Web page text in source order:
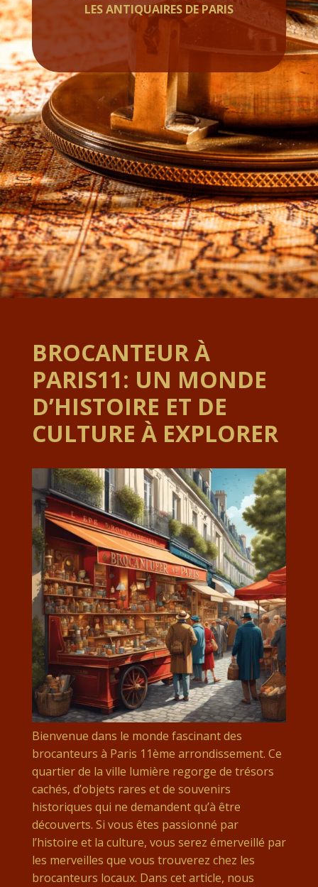
LES ANTIQUAIRES DE PARIS
BROCANTEUR À
PARIS11: UN MONDE
D’HISTOIRE ET DE
CULTURE À EXPLORER
Bienvenue dans le monde fascinant des
brocanteurs à Paris 11ème arrondissement. Ce
quartier de la ville lumière regorge de trésors
cachés, d’objets rares et de souvenirs
historiques qui ne demandent qu’à être
découverts. Si vous êtes passionné par
l’histoire et la culture, vous serez émerveillé par
les merveilles que vous trouverez chez les
brocanteurs locaux. Dans cet article, nous